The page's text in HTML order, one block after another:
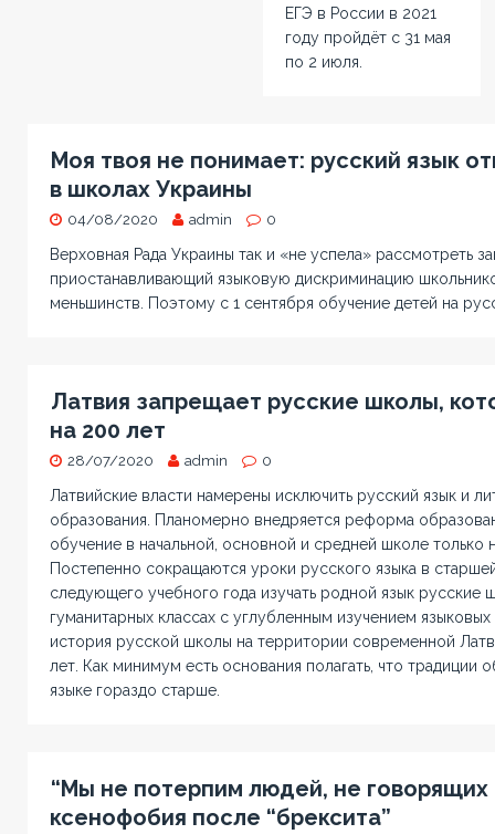
ЕГЭ в России в 2021
году пройдёт с 31 мая
по 2 июля.
Моя твоя не понимает: русский язык
в школах Украины
04/08/2020 admin 0
Верховная Рада Украины так и «не успела» рассмотреть
приостанавливающий языковую дискриминацию
меньшинств. Поэтому с 1 сентября обучение детей на
Латвия запрещает русские школы,
на 200 лет
28/07/2020 admin 0
Латвийские власти намерены исключить русский язык и
образования. Планомерно внедряется реформа
обучение в начальной, основной и средней школе только
Постепенно сокращаются уроки русского языка в
следующего учебного года изучать родной язык русские
гуманитарных классах с углубленным изучением
история русской школы на территории современной
лет. Как минимум есть основания полагать, что традиции
языке гораздо старше.
“Мы не потерпим людей, не говорящих
ксенофобия после “брексита”